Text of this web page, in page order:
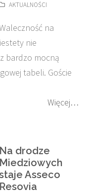
AKTUALNOŚCI
na
nie
bardzo mocną
tabeli. Goście
Więcej…
Na drodze
Miedziowych
Asseco
Resovia